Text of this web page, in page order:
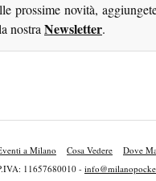
prossime novità,
nostraNewsletter.
a Milano Cosa Vedere Dove
11657680010 -